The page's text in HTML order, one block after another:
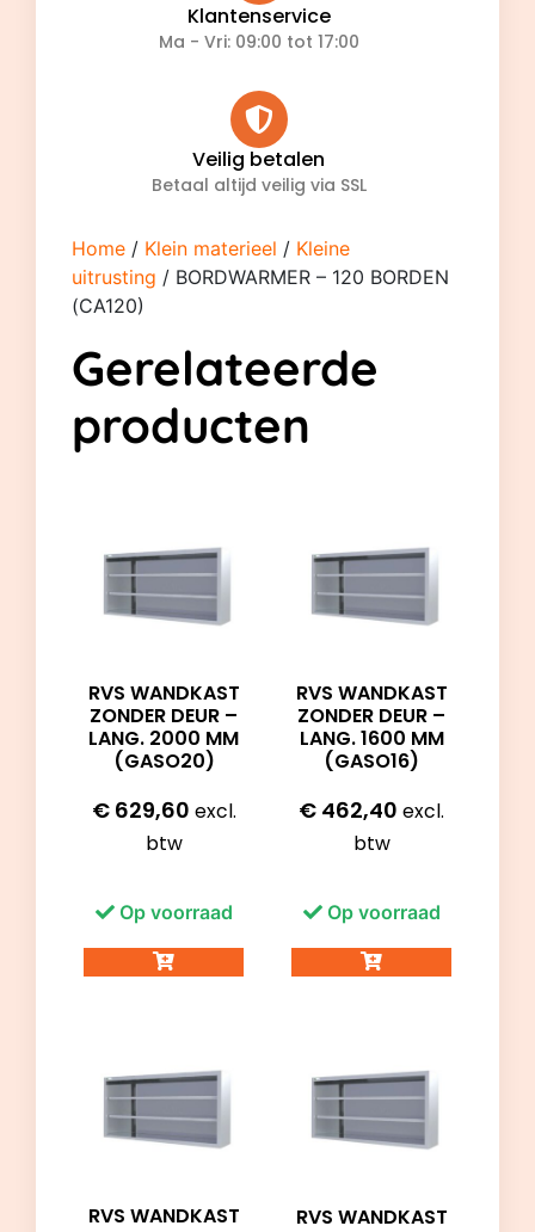
Klantenservice
Ma - Vri: 09:00 tot 17:00
Veilig betalen
Betaal altijd veilig via SSL
Home / Klein materieel / Kleine
uitrusting / BORDWARMER – 120 BORDEN
(CA120)
Gerelateerde
producten
RVS WANDKAST
ZONDER DEUR –
LANG. 2000 MM
(GASO20)
€629,60 excl.
btw
Op voorraad
RVS WANDKAST
ZONDER DEUR –
LANG. 1600 MM
(GASO16)
€ 462,40 excl.
btw
Op voorraad
RVS WANDKAST
RVS WANDKAST